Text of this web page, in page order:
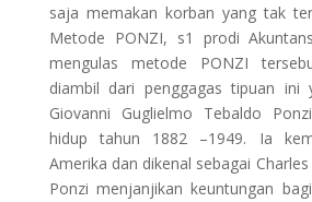
saja memakan korban yang tak
Metode PONZI, s1 prodi
mengulas metode PONZI
diambil dari penggagas tipuan ini
Giovanni Guglielmo Tebaldo
hidup tahun 1882 –1949. Ia
Amerika dan dikenal sebagai
Ponzi menjanjikan keuntungan